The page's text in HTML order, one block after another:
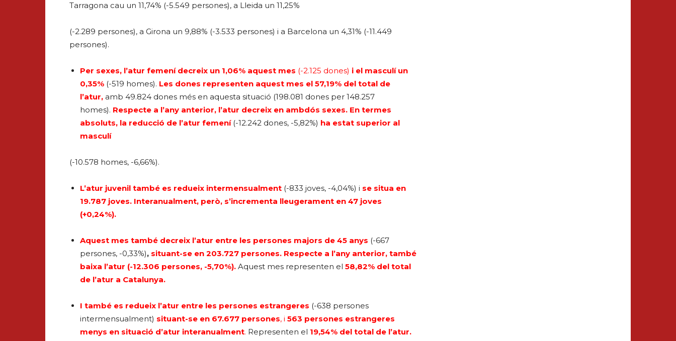
Tarragona cau un 11,74% (-5.549 persones), a Lleida un 11,25%
(-2.289 persones), a Girona un 9,88% (-3.533 persones) i a Barcelona un 4,31% (-11.449
persones).
Per sexes, l’atur femení decreix un 1,06% aquest mes (-2.125 dones) i el masculí un
0,35% (-519 homes). Les dones representen aquest mes el 57,19% del total de
l’atur, amb 49.824 dones més en aquesta situació (198.081 dones per 148.257
homes). Respecte a l’any anterior, l’atur decreix en ambdós sexes. En termes
absoluts, la reducció de l’atur femení(-12.242 dones, -5,82%) ha estat superior al
masculí
(-10.578 homes, -6,66%).
L’atur juvenil també es redueix intermensualment (-833 joves, -4,04%) i se situa en
19.787 joves. Interanualment, però, s’incrementa lleugerament en 47 joves
(+0,24%).
Aquest mes també decreix l’atur entre les persones majors de 45 anys (-667
persones, -0,33%), situant-se en 203.727 persones. Respecte a l’any anterior, també
baixa l’atur (-12.306 persones, -5,70%). Aquest mes representen el 58,82% del total
de l’atur a Catalunya.
I també es redueix l’atur entre les persones estrangeres (-638 persones
intermensualment) situant-se en 67.677 persones, i 563 persones estrangeres
menys en situació d’atur interanualment. Representen el 19,54% del total de l’atur.